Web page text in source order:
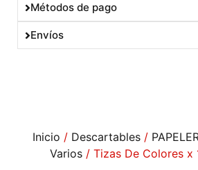
Métodos de pago
Envíos
Inicio / Descartables /
Varios/ Tizas De Colores x